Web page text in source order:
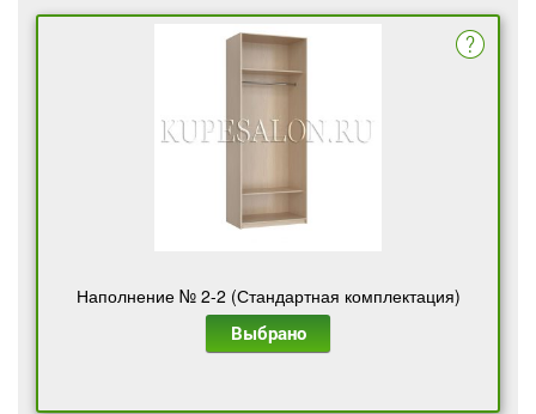
Наполнение № 2-2 (Стандартная комплектация)
Выбрано